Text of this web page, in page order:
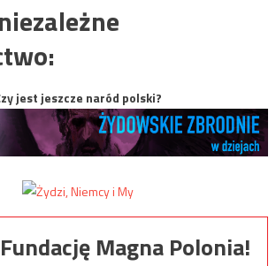
jest jeszcze naród polski?
Magna Polonia!